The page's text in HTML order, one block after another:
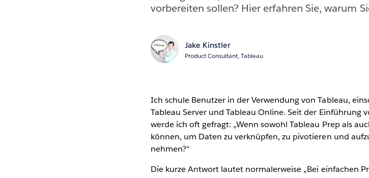
vorbereiten sollen? Hier erfahren Sie, warum
Jake Kinstler
Product Consultant, Tableau
Ich schule Benutzer in der Verwendung von Tableau,
Tableau Server und Tableau Online. Seit der Einführung
werde ich oft gefragt: „Wenn sowohl Tableau Prep als
können, um Daten zu verknüpfen, zu pivotieren und
nehmen?“
Die kurze Antwort lautet normalerweise „Bei einfachen